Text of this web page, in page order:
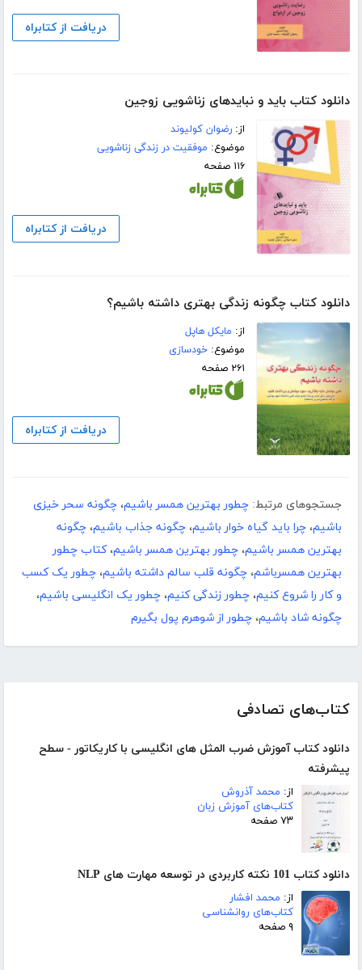
کتاب‌های تصادفی
دانلود کتاب آموزش ضرب المثل های انگلیسی با کاریکاتور - سطح
پیشرفته
از: محمد آذروش
کتاب‌های آموزش زبان
۷۳ صفحه
دانلود کتاب 101 نکته کاربردی در توسعه مهارت های NLP
از: محمد افشار
کتاب‌های روانشناسی
۹ صفحه
دریافت از کتابراه
دانلود کتاب باید و نبایدهای زناشویی زوجین
از:رضوان کولیوند
موضوع: موفقیت در زندگی زناشویی
۱۱۶ صفحه
دریافت از کتابراه
دانلود کتاب چگونه زندگی بهتری داشته باشیم؟
از: مایکل هاپل
موضوع:خودسازی
۲۶۱ صفحه
دریافت از کتابراه
جستجوهای مرتبط: چطور بهترین همسر باشیم، چگونه سحر خیزی
باشیم، چرا باید گیاه خوار باشیم، چگونه جذاب باشیم، چگونه
بهترین همسر باشیم، چطور بهترین همسر باشیم،کتاب چطور
بهترین همسرباشم، چگونه قلب سالم داشته باشیم، چطور یک کسب
و کار را شروع کنیم، چطور زندگی کنیم، چطور یک انگلیسی باشیم،
چگونه شاد باشیم، چطور از شوهرم پول بگیرم